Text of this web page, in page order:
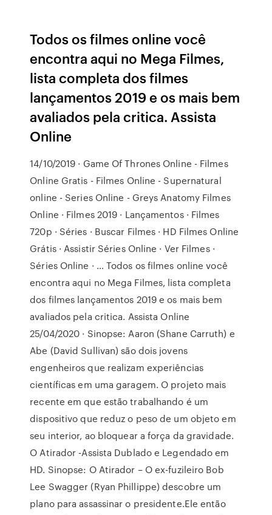
Todos os filmes online você
encontra aqui no Mega Filmes,
lista completa dos filmes
lançamentos 2019 e os mais bem
avaliados pela critica. Assista
Online
14/10/2019 · Game Of Thrones Online - Filmes
Online Gratis - Filmes Online - Supernatural
online - Series Online - Greys Anatomy Filmes
Online · Filmes 2019 · Lançamentos · Filmes
720p · Séries · Buscar Filmes · HD Filmes Online
Grátis · Assistir Séries Online · Ver Filmes ·
Séries Online · … Todos os filmes online você
encontra aqui no Mega Filmes, lista completa
dos filmes lançamentos 2019 e os mais bem
avaliados pela critica. Assista Online
25/04/2020 · Sinopse: Aaron (Shane Carruth) e
Abe (David Sullivan) são dois jovens
engenheiros que realizam experiências
científicas em uma garagem. O projeto mais
recente em que estão trabalhando é um
dispositivo que reduz o peso de um objeto em
seu interior, ao bloquear a força da gravidade.
O Atirador -Assista Dublado e Legendado em
HD. Sinopse: O Atirador – O ex-fuzileiro Bob
Lee Swagger (Ryan Phillippe) descobre um
plano para assassinar o presidente.Ele então